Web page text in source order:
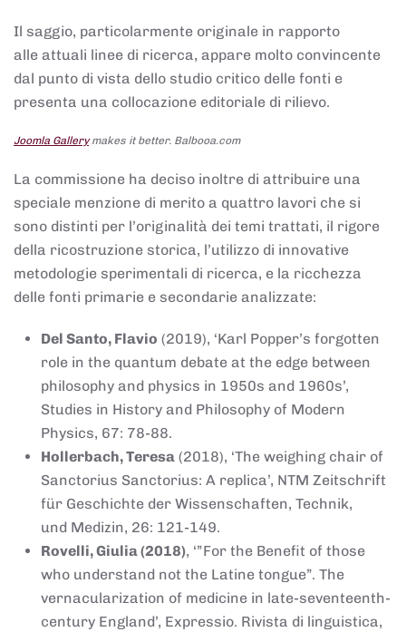
Il saggio, particolarmente originale in rapporto
alle attuali linee di ricerca, appare molto convincente
dal punto di vista dello studio critico delle fonti e
presenta una collocazione editoriale di rilievo.
Joomla Gallerymakes it better. Balbooa.com
La commissione ha deciso inoltre di attribuire una
speciale menzione di merito a quattro lavori che si
sono distinti per l’originalità dei temi trattati, il rigore
della ricostruzione storica, l’utilizzo di innovative
metodologie sperimentali di ricerca, e la ricchezza
delle fonti primarie e secondarie analizzate:
Del Santo, Flavio (2019), ‘Karl Popper’s forgotten
role in the quantum debate at the edge between
philosophy and physics in 1950s and 1960s’,
Studies in History and Philosophy of Modern
Physics, 67: 78-88.
Hollerbach, Teresa (2018), ‘The weighing chair of
Sanctorius Sanctorius: A replica’, NTM Zeitschrift
für Geschichte der Wissenschaften, Technik,
und Medizin, 26: 121-149.
Rovelli, Giulia (2018), ‘”For the Benefit of those
who understand not the Latine tongue”. The
vernacularization of medicine in late-seventeenth-
century England’, Expressio. Rivista di linguistica,